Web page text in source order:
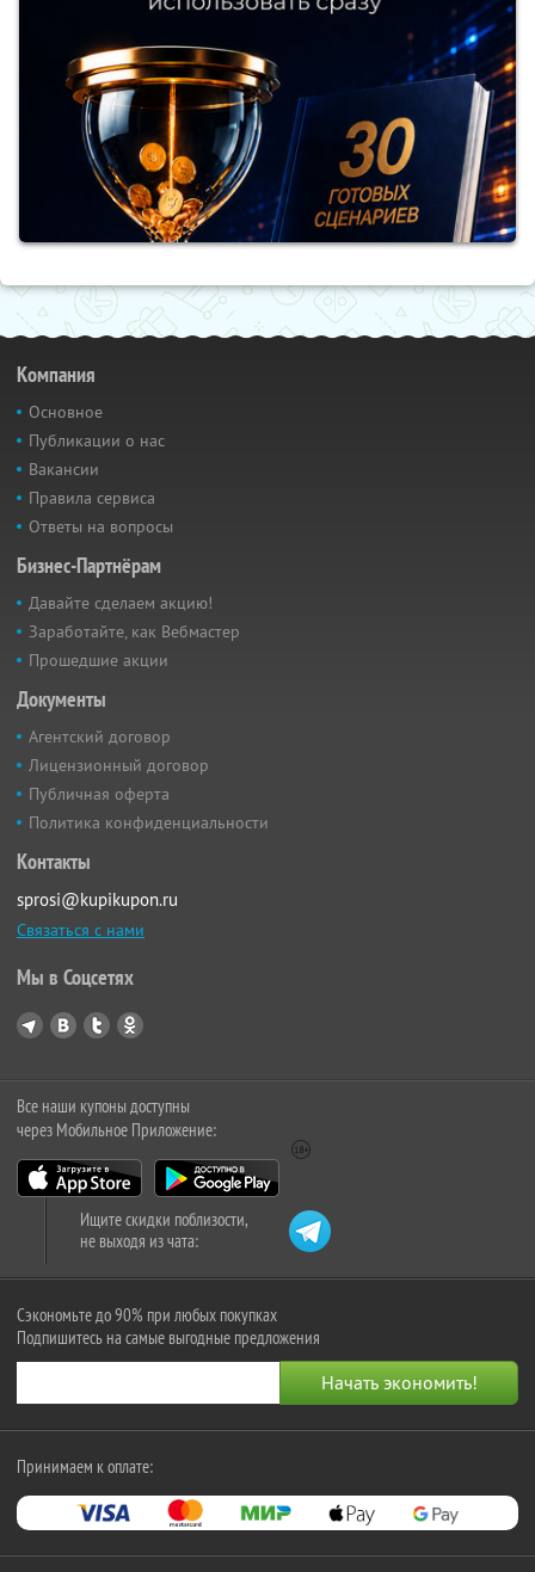
Компания
Основное
Публикации о нас
Вакансии
Правила сервиса
Ответы на вопросы
Бизнес-Партнёрам
Давайте сделаем акцию!
Заработайте, как Вебмастер
Прошедшие акции
Документы
Агентский договор
Лицензионный договор
Публичная оферта
Политика конфиденциальности
Контакты
sprosi@kupikupon.ru
Связаться с нами
Мы в Соцсетях
Все наши купоны доступны
через Мобильное Приложение:
Ищите скидки поблизости,
не выходя из чата:
Сэкономьте до 90% при любых покупках
Подпишитесь на самые выгодные предложения
Принимаем к оплате: